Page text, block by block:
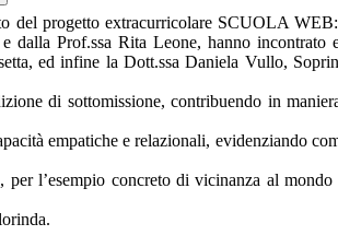
del progetto extracurricolare SCUOLA
dalla Prof.ssa Rita Leone, hanno incontrato
ed infine la Dott.ssa Daniela Vullo,
di sottomissione, contribuendo in
empaticheerelazionali, evidenziando
per l’esempio concreto divicinanza al